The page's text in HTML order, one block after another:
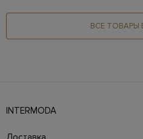
ВСЕ ТОВАРЫ
INTERMODA
брендов на 4 этажах в самом